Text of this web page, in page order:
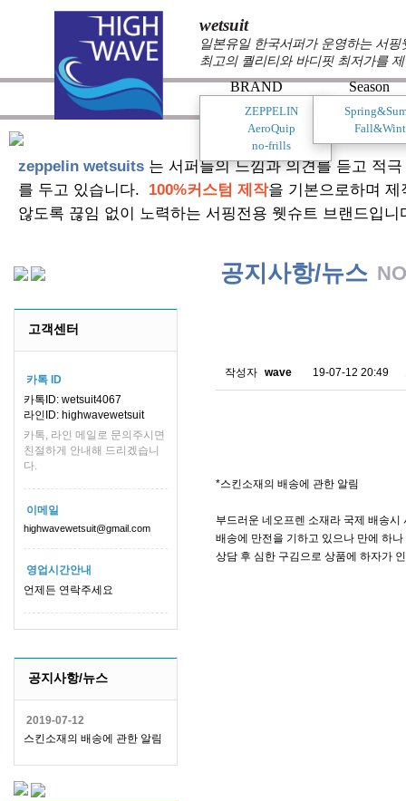
wetsuit
일본유일 한국서퍼가 운영하는 서
최고의 퀄리티와 바디핏 최저가를
BRAND
ZEPPELIN
AeroQuip
no-frills
Season
zeppelin wetsuits 는 서퍼들의 느낌과 의견를 듣고 적
를 두고 있습니다. 100%커스텀 제작을 기본으로하며
않도록 끊임 없이 노력하는 서핑전용 웻슈트 브랜드입니
고객센터
카톡 ID
카톡ID: wetsuit4067
라인ID: highwavewetsuit
카톡, 라인 메일로 문의주시면
친절하게 안내해 드리겠습니
다.
이메일
highwavewetsuit@gmail.com
영업시간안내
언제든 연락주세요
공지사항/뉴스
2019-07-12
스킨소재의 배송에 관한 알림
공지사항/뉴스
작성자 wave 19-07-12 20:49
*스킨소재의 배송에 관한 알림
부드러운 네오프렌 소재라 국제 배송
배송에 만전을 기하고 있으나 만에 하
상담 후 심한 구김으로 상품에 하자가